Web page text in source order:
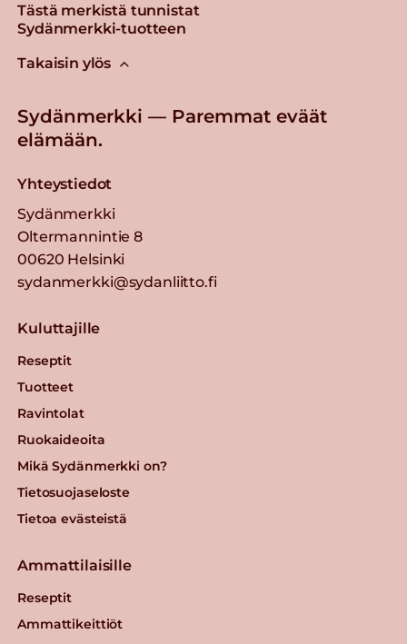
Tästä merkistä tunnistat
Sydänmerkki-tuotteen
Takaisin ylös
Sydänmerkki — Paremmat eväät
elämään.
Yhteystiedot
Sydänmerkki
Oltermannintie 8
00620 Helsinki
sydanmerkki@sydanliitto.fi
Kuluttajille
Reseptit
Tuotteet
Ravintolat
Ruokaideoita
Mikä Sydänmerkki on?
Tietosuojaseloste
Tietoa evästeistä
Ammattilaisille
Reseptit
Ammattikeittiöt